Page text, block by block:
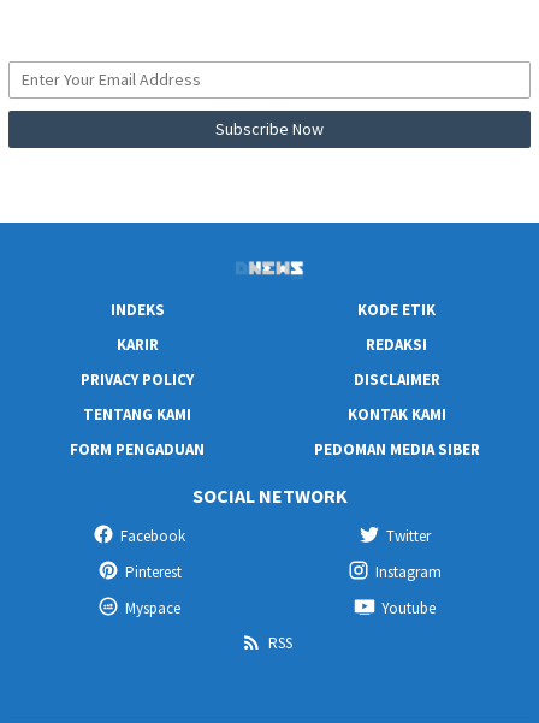
INDEKS
KODE ETIK
KARIR
REDAKSI
PRIVACY POLICY
DISCLAIMER
TENTANG KAMI
KONTAK KAMI
FORM PENGADUAN
PEDOMAN MEDIA SIBER
SOCIAL NETWORK
Facebook
Twitter
Pinterest
Instagram
Myspace
Youtube
RSS